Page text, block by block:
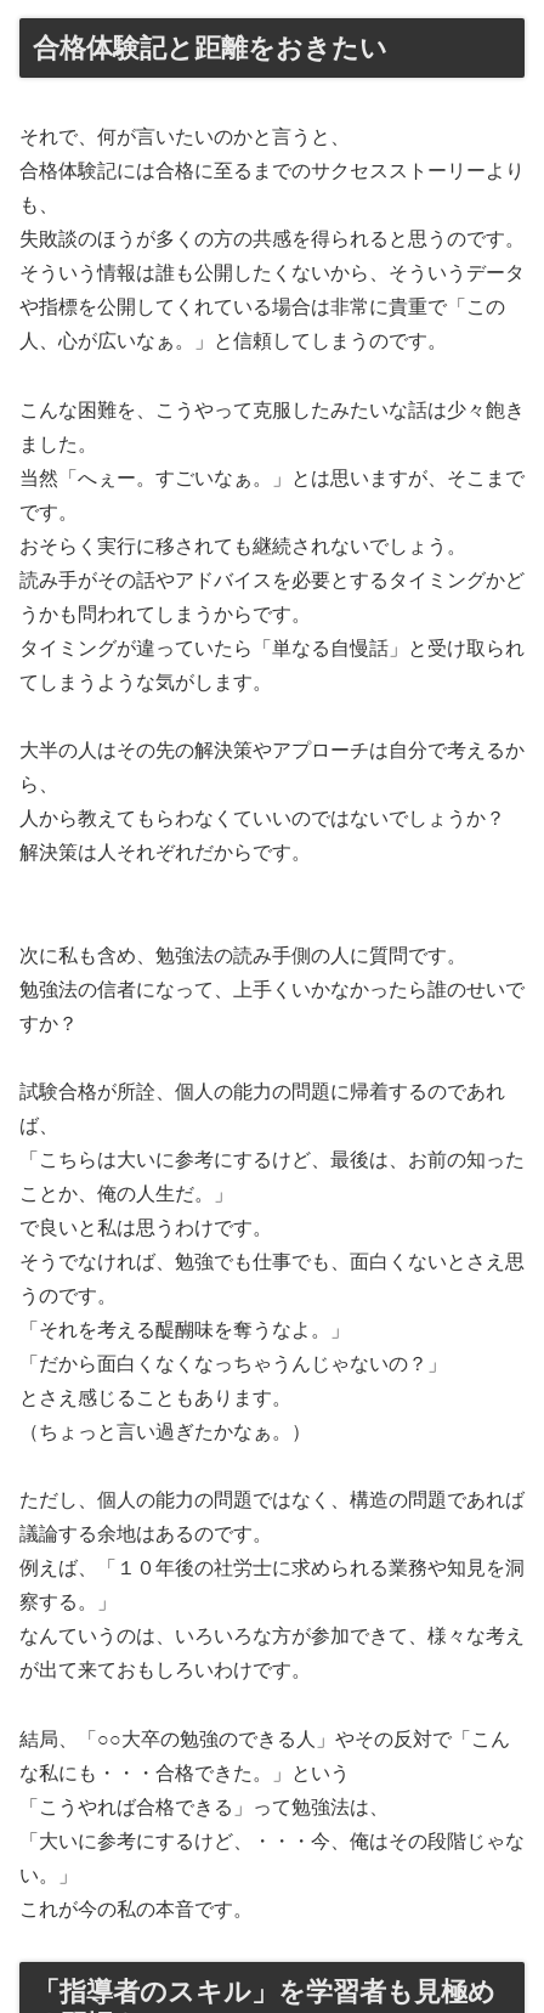
合格体験記と距離をおきたい
それで、何が言いたいのかと言うと、
合格体験記には合格に至るまでのサクセスストーリーより
も、
失敗談のほうが多くの方の共感を得られると思うのです。
そういう情報は誰も公開したくないから、そういうデータ
や指標を公開してくれている場合は非常に貴重で「この
人、心が広いなぁ。」と信頼してしまうのです。
こんな困難を、こうやって克服したみたいな話は少々飽き
ました。
当然「へぇー。すごいなぁ。」とは思いますが、そこまで
です。
おそらく実行に移されても継続されないでしょう。
読み手がその話やアドバイスを必要とするタイミングかど
うかも問われてしまうからです。
タイミングが違っていたら「単なる自慢話」と受け取られ
てしまうような気がします。
大半の人はその先の解決策やアプローチは自分で考えるか
ら、
人から教えてもらわなくていいのではないでしょうか？
解決策は人それぞれだからです。
次に私も含め、勉強法の読み手側の人に質問です。
勉強法の信者になって、上手くいかなかったら誰のせいで
すか？
試験合格が所詮、個人の能力の問題に帰着するのであれ
ば、
「こちらは大いに参考にするけど、最後は、お前の知った
ことか、俺の人生だ。」
で良いと私は思うわけです。
そうでなければ、勉強でも仕事でも、面白くないとさえ思
うのです。
「それを考える醍醐味を奪うなよ。」
「だから面白くなくなっちゃうんじゃないの？」
とさえ感じることもあります。
（ちょっと言い過ぎたかなぁ。）
ただし、個人の能力の問題ではなく、構造の問題であれば
議論する余地はあるのです。
例えば、「１０年後の社労士に求められる業務や知見を洞
察する。」
なんていうのは、いろいろな方が参加できて、様々な考え
が出て来ておもしろいわけです。
結局、「○○大卒の勉強のできる人」やその反対で「こん
な私にも・・・合格できた。」という
「こうやれば合格できる」って勉強法は、
「大いに参考にするけど、・・・今、俺はその段階じゃな
い。」
これが今の私の本音です。
「指導者のスキル」を学習者も見極め